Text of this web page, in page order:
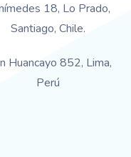
18, Lo Prado,
Santiago, Chile.
Huancayo 852, Lima,
Perú